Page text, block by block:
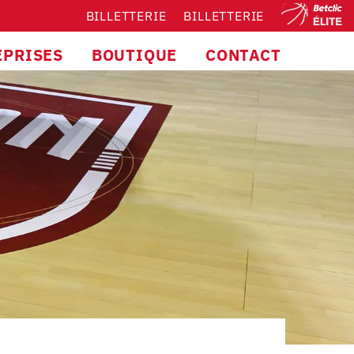
BILLETTERIE BILLETTERIE
BOUTIQUE CONTACT